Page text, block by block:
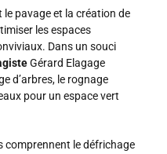
pavage et la création de
les espaces
Dans un souci
Gérard Elagage
d’arbres, le rognage
pour un espace vert
comprennent le défrichage